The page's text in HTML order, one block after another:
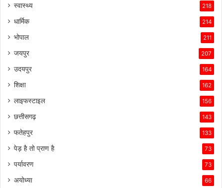
स्वास्थ्य 218
धार्मिक 214
भोपाल 211
जयपुर 207
उदयपुर 164
शिक्षा 162
लाइफस्टाइल 156
छत्तीसगढ़ 143
फतेहपुर 133
पेड़ है तो प्राण है 73
पर्यावरण 73
अयोध्या 66